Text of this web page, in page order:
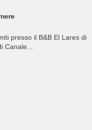
presso il B&B El Lares di
Canale...